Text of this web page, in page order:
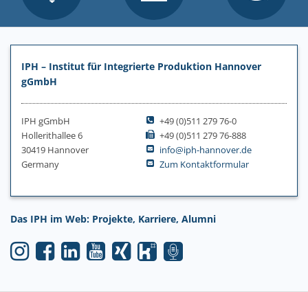
IPH – Institut für Integrierte Produktion Hannover
gGmbH
IPH gGmbH
Hollerithallee 6
30419 Hannover
Germany
+49 (0)511 279 76-0
+49 (0)511 279 76-888
info@iph-hannover.de
Zum Kontaktformular
Das IPH im Web: Projekte, Karriere, Alumni